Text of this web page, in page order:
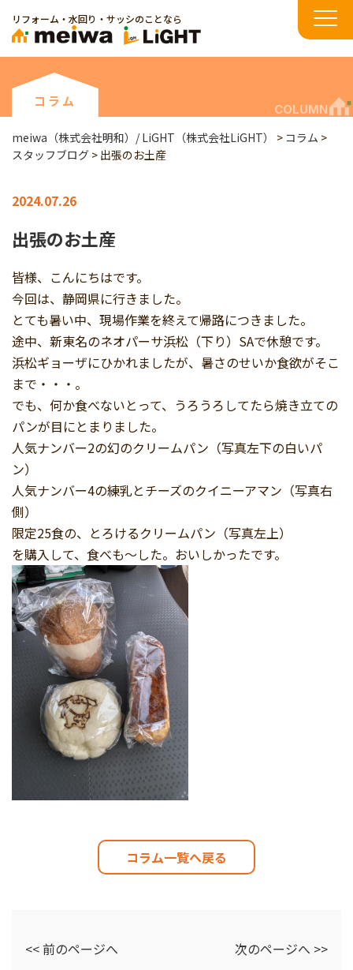
リフォーム・水回り・サッシのことなら
コラム
COLUMN
meiwa（株式会社明和）/ LiGHT（株式会社LiGHT） > コラム >
スタッフブログ > 出張のお土産
2024.07.26
出張のお土産
皆様、こんにちはです。
今回は、静岡県に行きました。
とても暑い中、現場作業を終えて帰路につきました。
途中、新東名のネオパーサ浜松（下り）SAで休憩です。
浜松ギョーザにひかれましたが、暑さのせいか食欲がそこ
まで・・・。
でも、何か食べないとって、うろうろしてたら焼き立ての
パンが目にとまりました。
人気ナンバー2の幻のクリームパン（写真左下の白いパ
ン）
人気ナンバー4の練乳とチーズのクイニーアマン（写真右
側）
限定25食の、とろけるクリームパン（写真左上）
を購入して、食べも～した。おいしかったです。
コラム一覧へ戻る
<< 前のページへ 次のページへ >>